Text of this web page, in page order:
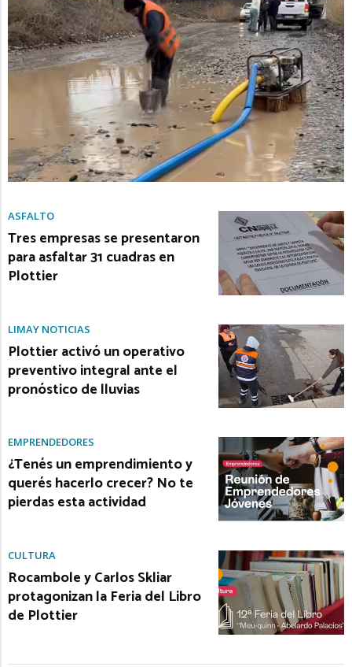
ASFALTO
Tres empresas se presentaron
para asfaltar 31 cuadras en
Plottier
LIMAY NOTICIAS
Plottier activó un operativo
preventivo integral ante el
pronóstico de lluvias
EMPRENDEDORES
¿Tenés un emprendimiento y
querés hacerlo crecer? No te
pierdas esta actividad
CULTURA
Rocambole y Carlos Skliar
protagonizan la Feria del Libro
de Plottier